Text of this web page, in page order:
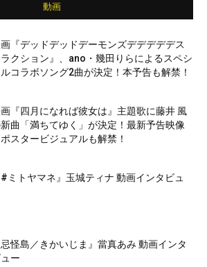
動画
『デッドデッドデーモンズデデデデデス
ラクション』、ano・幾田りらによるスペシ
ルコラボソング2曲が決定！本予告も解禁！
『四月になれば彼女は』主題歌に藤井 風
曲「満ちてゆく」が決定！最新予告映像
スタービジュアルも解禁！
#ミトヤマネ』玉城ティナ 動画インタビュ
忌怪島／きかいじま』當真あみ 動画インタ
ー